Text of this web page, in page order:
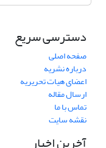
دسترسی سریع
صفحه اصلی
درباره نشریه
اعضای هیات تحریریه
ارسال مقاله
تماس با ما
نقشه سایت
آخرین اخبار